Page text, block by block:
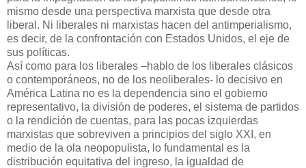
mismo desde una perspectiva marxista que desde otra
liberal. Ni liberales ni marxistas hacen del antimperialismo,
es decir, de la confrontación con Estados Unidos, el eje de
sus políticas.
Así como para los liberales –hablo de los liberales clásicos
o contemporáneos, no de los neoliberales- lo decisivo en
América Latina no es la dependencia sino el gobierno
representativo, la división de poderes, el sistema de partidos
o la rendición de cuentas, para las pocas izquierdas
marxistas que sobreviven a principios del siglo XXI, en
medio de la ola neopopulista, lo fundamental es la
distribución equitativa del ingreso, la igualdad de